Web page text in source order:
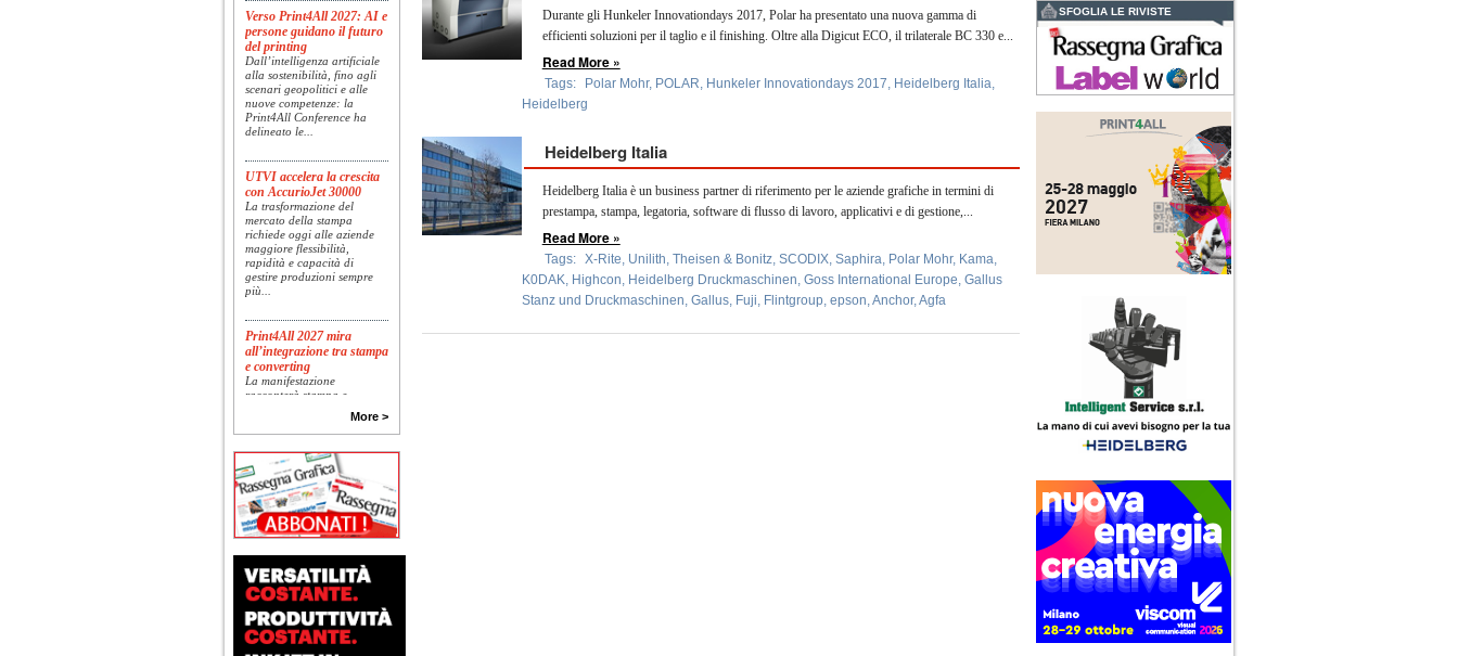
Durante gli Hunkeler Innovationdays 2017, Polar ha presentato una nuova gamma di
efficienti soluzioni per il taglio e il finishing. Oltre alla Digicut ECO, il trilaterale BC 330 e...
Read More »
Tags: Polar Mohr, POLAR Hunkeler Innovationdays 2017 Heidelberg Italia
Heidelberg
Heidelberg Italia
Heidelberg Italia è un business partner di riferimento per le aziende grafiche in termini di
prestampa, stampa, legatoria, software di flusso di lavoro, applicativi e di gestione,...
Read More »
Tags: X-Rite Unilith Theisen & Bonitz, SCODIX, Saphira Polar Mohr, Kama
K0DAK Highcon Heidelberg Druckmaschinen Goss International Europe Gallus
Stanz und Druckmaschinen Gallus, Fuji Flintgroup, epson Anchor, Agfa
Verso Print4All 2027: AI e
persone guidano il futuro
del printing
Dall’intelligenza artificiale
alla sostenibilità, fino agli
scenari geopolitici e alle
nuove competenze: la
Print4All Conference ha
delineato le...
UTVI accelera la crescita
con AccurioJet 30000
La trasformazione del
mercato della stampa
richiede oggi alle aziende
maggiore flessibilità,
rapidità e capacità di
gestire produzioni sempre
più...
Print4All 2027 mira
all’integrazione tra stampa
e converting
La manifestazione
racconterà stampa e
Platinum Technologies
presenta SIGNATURE
Flatbed
approfondita delle reali
esigenze produttive del
mercato, Platinum
Technologies, centro
europeo di ricerca e...
More >
SFOGLIA LE RIVISTE